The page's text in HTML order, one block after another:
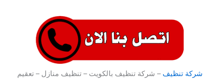
شركة تنظيف – شركة تنظيف بالكويت – تنظيف منازل – تعقيم